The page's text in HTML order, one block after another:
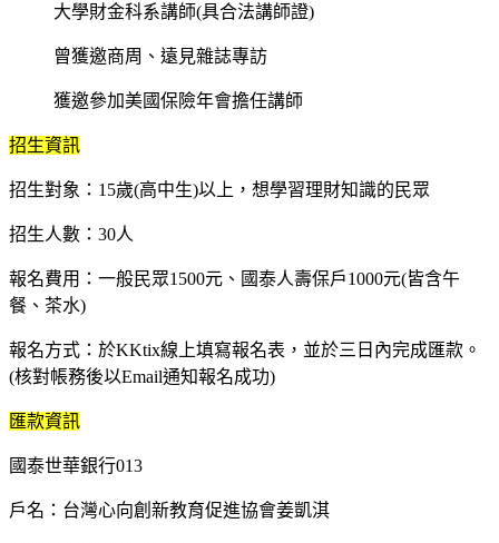
大學財金科系講師(具合法講師證)
曾獲邀商周、遠見雜誌專訪
獲邀參加美國保險年會擔任講師
招生資訊
招生對象：15歲(高中生)以上，想學習理財知識的民眾
招生人數：30人
報名費用：一般民眾1500元、國泰人壽保戶1000元(皆含午
餐、茶水)
報名方式：於KKtix線上填寫報名表，並於三日內完成匯款。
(核對帳務後以Email通知報名成功)
匯款資訊
國泰世華銀行013
戶名：台灣心向創新教育促進協會姜凱淇